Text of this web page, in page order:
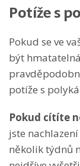
Potíže s
Pokud se ve
být
potíže s
Pokud cítíte
jste
několik týdnů